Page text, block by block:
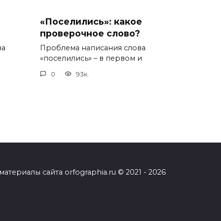
«Поселились»: какое
проверочное слово?
Проблема написания слова
«поселились» – в первом и
0 93к.
сайта orfographia.ru © 2021 - 2026